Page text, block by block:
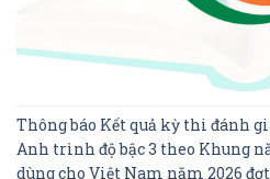
Thông báo Kết quả kỳ thi đánh
Anh trình độ bậc 3 theo Khung
dùng cho Việt Nam năm 2026 đợt